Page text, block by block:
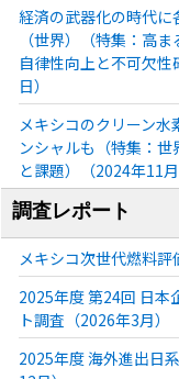
経済の武器化の時代
（世界）（特集：高
自律性向上と不可欠
日）
メキシコのクリーン
ンシャルも（特集：
と課題）（2024年11月
調査レポート
メキシコ次世代燃料評
2025年度 第24回 日本
ト調査（2026年3月）
2025年度 海外進出日